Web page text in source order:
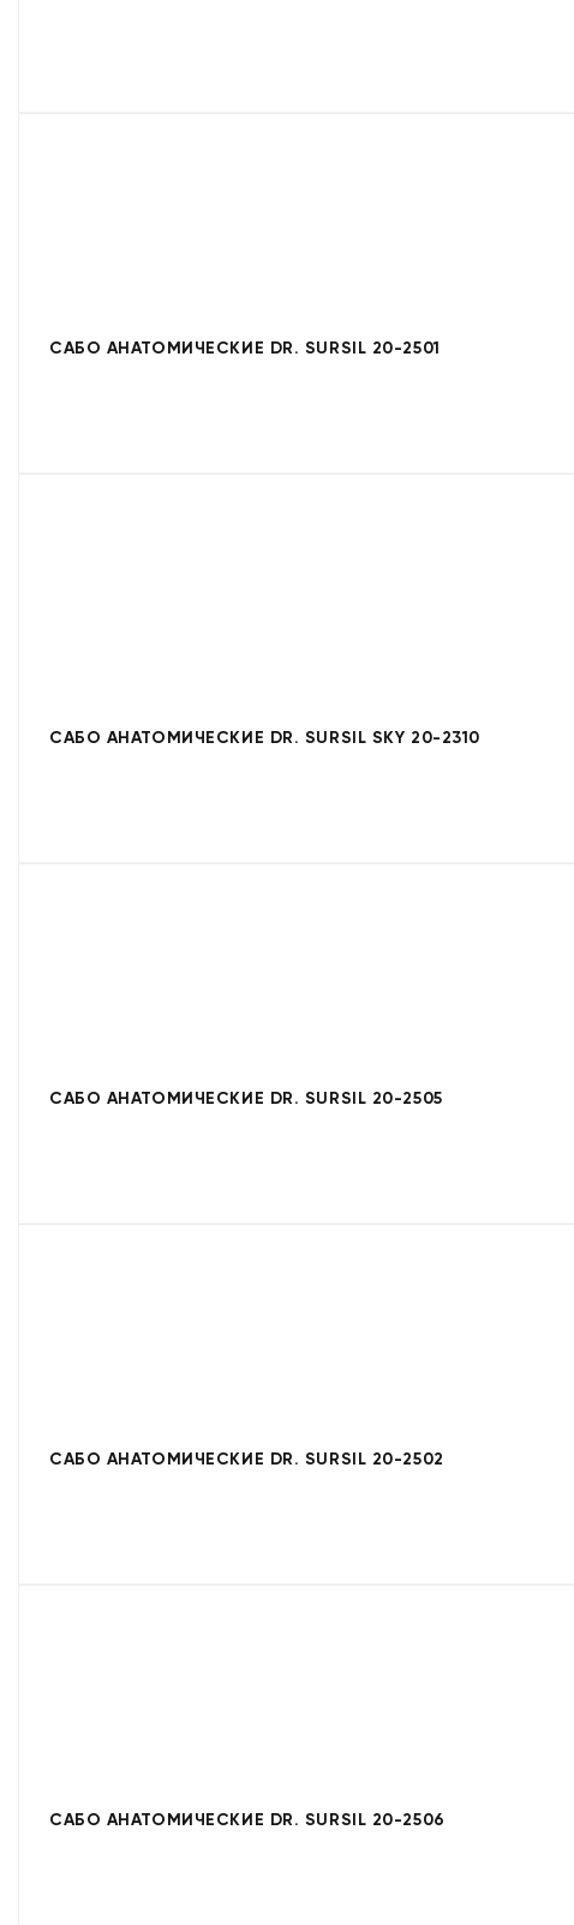
САБО АНАТОМИЧЕСКИЕ DR. SURSIL 20-2501
САБО АНАТОМИЧЕСКИЕ DR. SURSIL SKY 20-2310
САБО АНАТОМИЧЕСКИЕ DR. SURSIL 20-2505
САБО АНАТОМИЧЕСКИЕ DR. SURSIL 20-2502
САБО АНАТОМИЧЕСКИЕ DR. SURSIL 20-2506